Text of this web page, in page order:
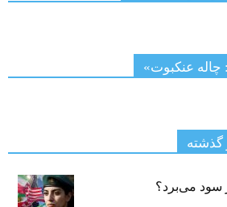
عنکبوت»
سود می‌برد؟